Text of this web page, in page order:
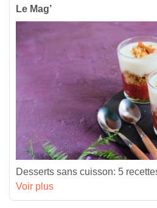
Le Mag’
Desserts sans cuisson: 5
Voir plus